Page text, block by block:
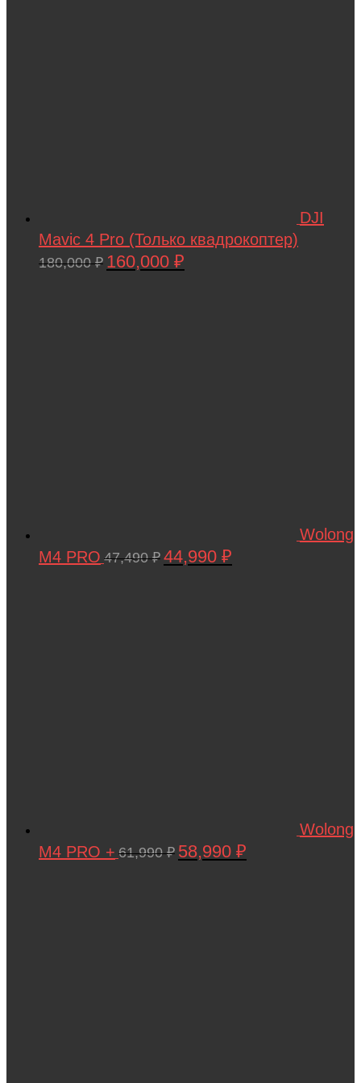
DJI
Mavic 4 Pro (Только квадрокоптер)
180,000₽ Первоначальная
160,000 ₽
Wolong
M4 PRO 47,490₽ Первоначальная
44,990 ₽
Wolong
M4 PRO + 61,990₽ Первоначальная
58,990 ₽